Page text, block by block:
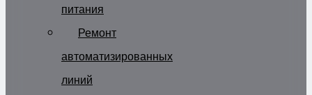
питания
Ремонт
автоматизированных
линий